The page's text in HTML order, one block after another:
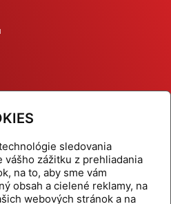
sledovania
vášho zážitku z prehliadania
na to, aby sme vám
obsah a cielené reklamy, na
webových stránok a na
Produkty